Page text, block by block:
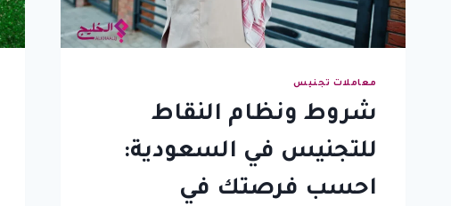
معاملات تجنيس
شروط ونظام النقاط
للتجنيس في السعودية:
احسب فرصتك في